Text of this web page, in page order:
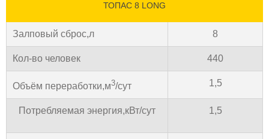
ТОПАС 8 LONG
Залповый сброс,л 8
Кол-во человек 440
Объём переработки,м3/сут 1,5
Потребляемая энергия,кВт/сут 1,5